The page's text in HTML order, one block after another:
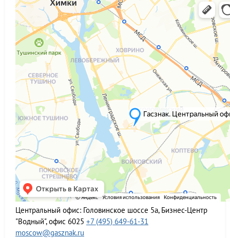
Центральный офис: Головинское шоссе 5а, Бизнес-Центр
"Водный", офис 6025 +7 (495) 649-61-31
moscow@gasznak.ru